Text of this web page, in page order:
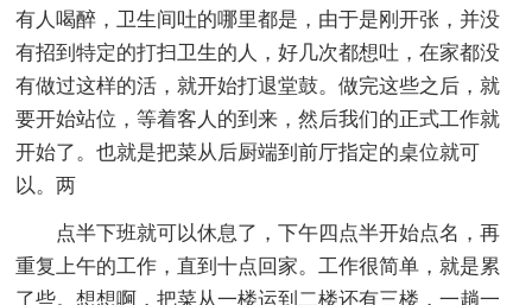
有人喝醉，卫生间吐的哪里都是，由于是刚开张，并没
有招到特定的打扫卫生的人，好几次都想吐，在家都没
有做过这样的活，就开始打退堂鼓。做完这些之后，就
要开始站位，等着客人的到来，然后我们的正式工作就
开始了。也就是把菜从后厨端到前厅指定的桌位就可
以。两
点半下班就可以休息了，下午四点半开始点名，再
重复上午的工作，直到十点回家。工作很简单，就是累
了些。想想啊，把菜从一楼运到二楼还有三楼，一趟一